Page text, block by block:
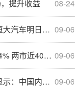
08-24
提升收益
09-06
收和交付量双创新高
09-06
家个股上涨
09-06
投资观念仍待提升